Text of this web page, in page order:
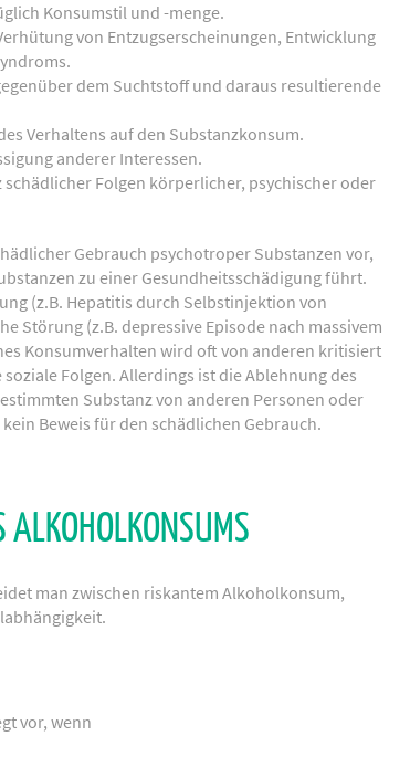
Konsumstil und -menge.
von Entzugserscheinungen, Entwicklung
dem Suchtstoff und daraus resultierende
Verhaltens auf den Substanzkonsum.
anderer Interessen.
Folgen körperlicher, psychischer oder
Gebrauch psychotroper Substanzen vor,
zu einer Gesundheitsschädigung führt.
(z.B. Hepatitis durch Selbstinjektion von
Störung (z.B. depressive Episode nach massivem
Konsumverhalten wird oft von anderen kritisiert
Folgen. Allerdings ist die Ablehnung des
Substanz von anderen Personen oder
Beweis für den schädlichen Gebrauch.
ALKOHOLKONSUMS
man zwischen riskantem Alkoholkonsum,
vor, wenn